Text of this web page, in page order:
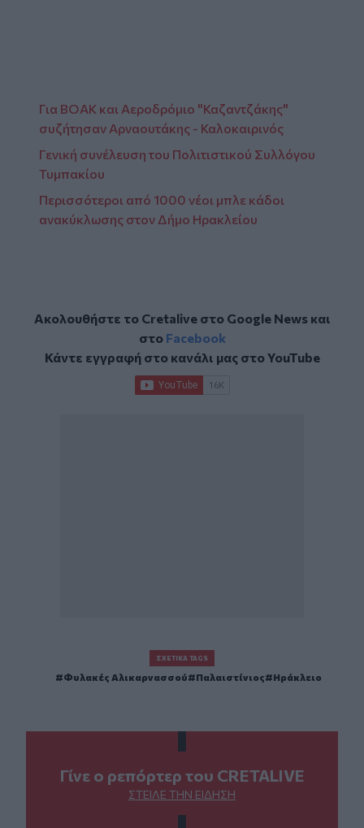
Για ΒΟΑΚ και Αεροδρόμιο "Καζαντζάκης"
συζήτησαν Αρναουτάκης - Καλοκαιρινός
Γενική συνέλευση του Πολιτιστικού Συλλόγου
Τυμπακίου
Περισσότεροι από 1000 νέοι μπλε κάδοι
ανακύκλωσης στον Δήμο Ηρακλείου
Ακολουθήστε το Cretalive στο Google Newsκαι
στο Facebook
Κάντε εγγραφή στο κανάλι μας στοYouTube
ΣΧΕΤΙΚΆ TAGS
Φυλακές Αλικαρνασσού Παλαιστίνιος Ηράκλειο
Γίνε ο ρεπόρτερ του CRETALIVE
ΣΤΕΊΛΕ ΤΗΝ ΕΊΔΗΣΗ